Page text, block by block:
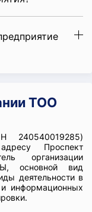
ТОО
240540019285)
Проспект
организации
основной вид
деятельности в
информационных